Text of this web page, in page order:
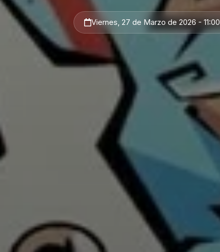
Viernes, 27 de Marzo de 2026 - 11:00